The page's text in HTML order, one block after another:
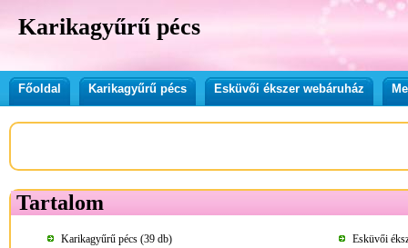
Karikagyűrű pécs
Főoldal Karikagyűrű pécs Esküvői ékszer webáruház
Tartalom
Karikagyűrű pécs (39 db)
Esküvői